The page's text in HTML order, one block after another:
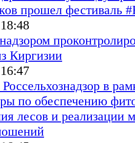
прошел
Киргизии
в
по обеспечению
лесов и реализации